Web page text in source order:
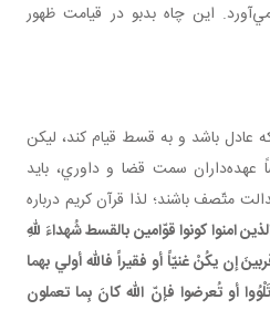
اين چاه بدبو در قيامت ظهور
عادل باشد و به قسط قيام كند، ليكن
عهده‌داران سمت قضا و داوري، بايد
متّصف باشند؛ لذا قرآن كريم درباره
امنوا كونوا قوّامين بالقسط شُهداءَ للّهِ
إن يكُنْ غنيّاً أو فقيراً فاللّه أولي بهما
أو تُعرضوا فإنّ اللّه كانَ بِما تعملون